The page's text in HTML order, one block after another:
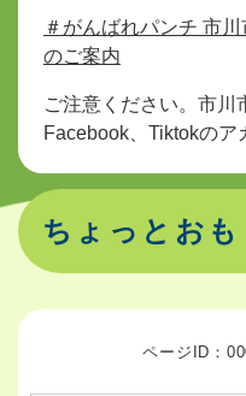
＃がんばれパンチ 市
のご案内
ご注意ください。市川
Facebook、Tiktokのア
ちょっとお
ページID：